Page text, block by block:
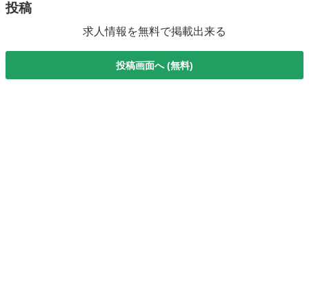
投稿
求人情報を無料で掲載出来る
投稿画面へ (無料)